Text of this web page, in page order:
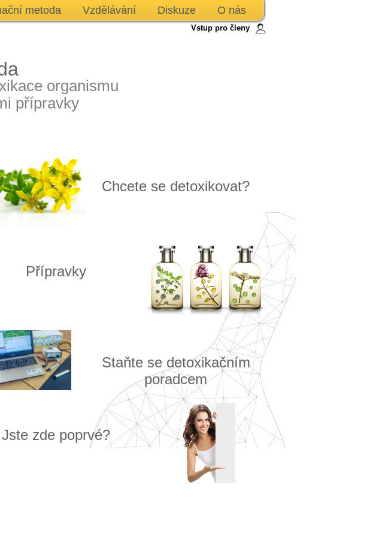
metoda Vzdělávání Diskuze O nás
Vstup pro členy
organismu
přípravky
Chcete se detoxikovat?
Přípravky
Staňte se detoxikačním
poradcem
Jste zde poprvé?